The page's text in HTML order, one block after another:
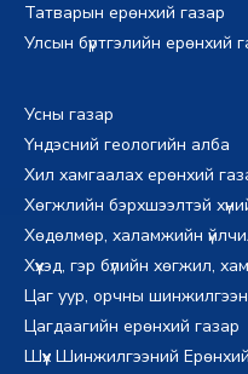
Татварын ерөнхий газар
Улсын бүртгэлийн ерөнхий
Усны газар
Үндэсний геологийн алба
Хил хамгаалах ерөнхий
Хөгжлийн бэрхшээлтэй
Хөдөлмөр, халамжийн
Хүүхэд, гэр бүлийн хөгжил,
Цаг уур, орчны
Цагдаагийн ерөнхий газар
Шүүх Шинжилгээний